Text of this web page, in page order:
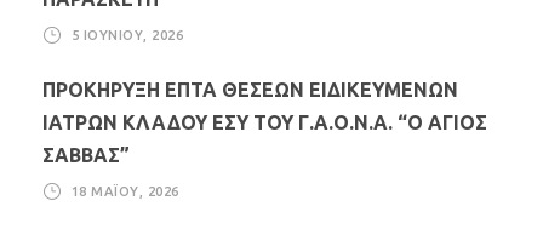
5 ΙΟΥΝΊΟΥ, 2026
ΠΡΟΚΗΡΥΞΗ ΕΠΤΑ ΘΕΣΕΩΝ ΕΙΔΙΚΕΥΜΕΝΩΝ
ΙΑΤΡΩΝ ΚΛΑΔΟΥ ΕΣΥ ΤΟΥ Γ.Α.Ο.Ν.Α. “Ο ΑΓΙΟΣ
ΣΑΒΒΑΣ”
18 ΜΑΪ́ΟΥ, 2026